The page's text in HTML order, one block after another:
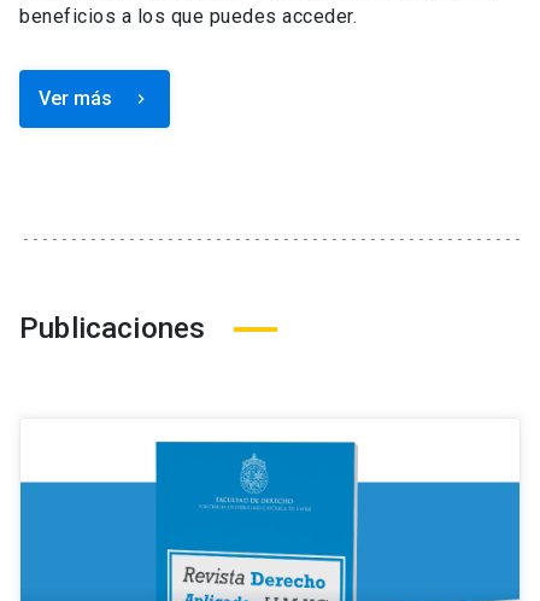
beneficios a los que puedes acceder.
Ver más keyboard_arrow_right
Publicaciones